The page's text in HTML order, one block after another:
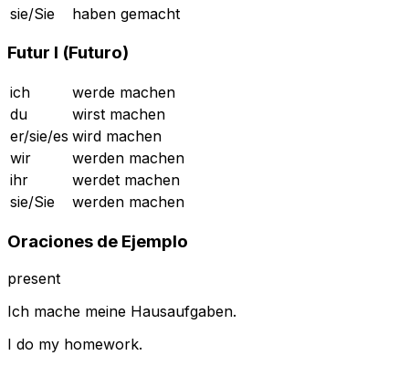
sie/Sie
haben gemacht
Futur I (Futuro)
ich
werde machen
du
wirst machen
er/sie/es wird machen
wir
werden machen
ihr
werdet machen
sie/Sie
werden machen
Oraciones de Ejemplo
present
Ich mache meine Hausaufgaben.
I do my homework.